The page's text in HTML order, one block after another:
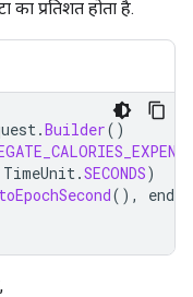
प्रतिशत होता है.
.Builder()
TimeUnit.SECONDS)
toEpochSecond(),